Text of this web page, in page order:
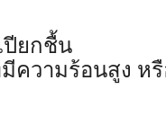
ยกชื้น
ความร้อนสูง ห